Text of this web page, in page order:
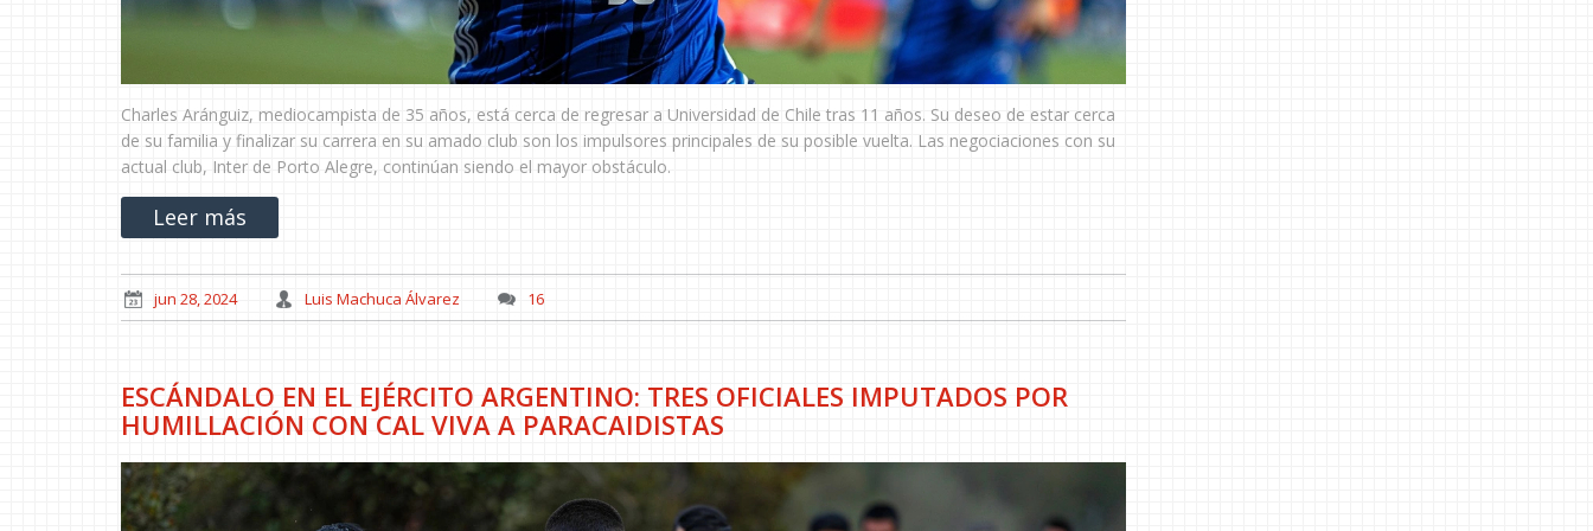
Charles Aránguiz, mediocampista de 35 años, está cerca de regresar a Universidad de Chile tras 11 años. Su deseo de estar cerca
de su familia y finalizar su carrera en su amado club son los impulsores principales de su posible vuelta. Las negociaciones con su
actual club, Inter de Porto Alegre, continúan siendo el mayor obstáculo.
Leer más
jun 28, 2024 Luis Machuca Álvarez 16
ESCÁNDALO EN EL EJÉRCITO ARGENTINO: TRES OFICIALES IMPUTADOS POR
HUMILLACIÓN CON CAL VIVA A PARACAIDISTAS